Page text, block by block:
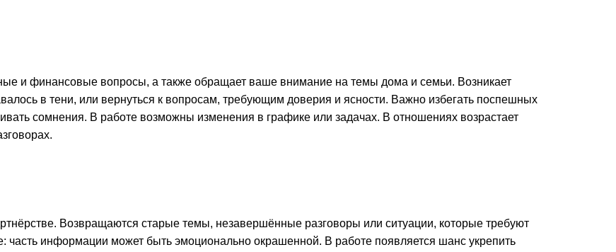
и финансовые вопросы, а также обращает ваше внимание на темы дома и семьи. Возникает
в тени, или вернуться к вопросам, требующим доверия и ясности. Важно избегать поспешных
сомнения. В работе возможны изменения в графике или задачах. В отношениях возрастает
Возвращаются старые темы, незавершённые разговоры или ситуации, которые требуют
часть информации может быть эмоционально окрашенной. В работе появляется шанс укрепить